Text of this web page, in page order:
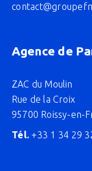
Agence de
ZAC du Moulin
Rue de la Croix
95700 Roissy-en-
Tél. +33 1 34 29